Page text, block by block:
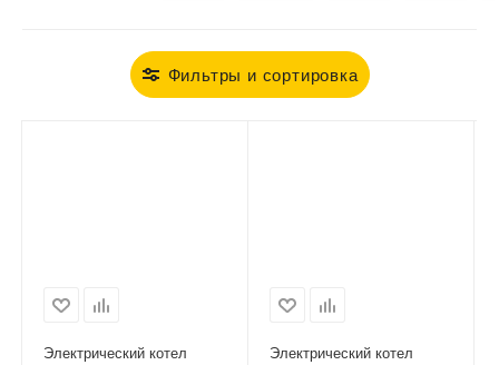
Фильтры и сортировка
Электрический котел
Электрический котел